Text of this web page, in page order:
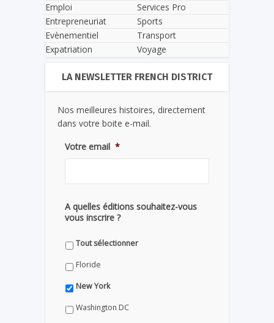
Emploi
Entrepreneuriat
Evènementiel
Expatriation
Services Pro
Sports
Transport
Voyage
LA NEWSLETTER FRENCH DISTRICT
Nos meilleures histoires, directement
dans votre boite e-mail.
Votre email *
A quelles éditions souhaitez-vous
vous inscrire ?
Tout sélectionner
Floride
New York
Washington DC